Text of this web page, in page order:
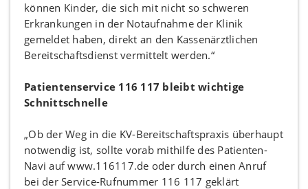
können Kinder, die sich mit nicht so schweren
Erkrankungen in der Notaufnahme der Klinik
gemeldet haben, direkt an den Kassenärztlichen
Bereitschaftsdienst vermittelt werden.“
Patientenservice 116 117 bleibt wichtige
Schnittschnelle
„Ob der Weg in die KV-Bereitschaftspraxis überhaupt
notwendig ist, sollte vorab mithilfe des Patienten-
Navi auf www.116117.de oder durch einen Anruf
bei der Service-Rufnummer 116 117 geklärt